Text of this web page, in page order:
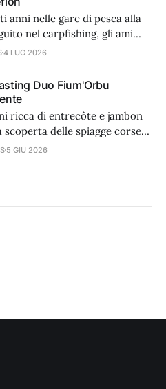
Partiamo dagli ami.
anni nelle gare di pesca alla
nel carpfishing, gli ami
in teflon trovano
orate, grazie ad alcune
che li rendono micidiali.
4 LUG 2026
Duo Fium'Orbu
ricca di entrecôte e jambon
scoperta delle spiagge corse
dove si è svolta una
5 GIU 2026